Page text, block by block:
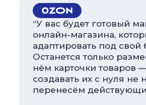
“У вас будет готовый
онлайн-магазина,
адаптировать под свой
Останется только
нём карточки товаров
создавать их с нуля не
перенесём